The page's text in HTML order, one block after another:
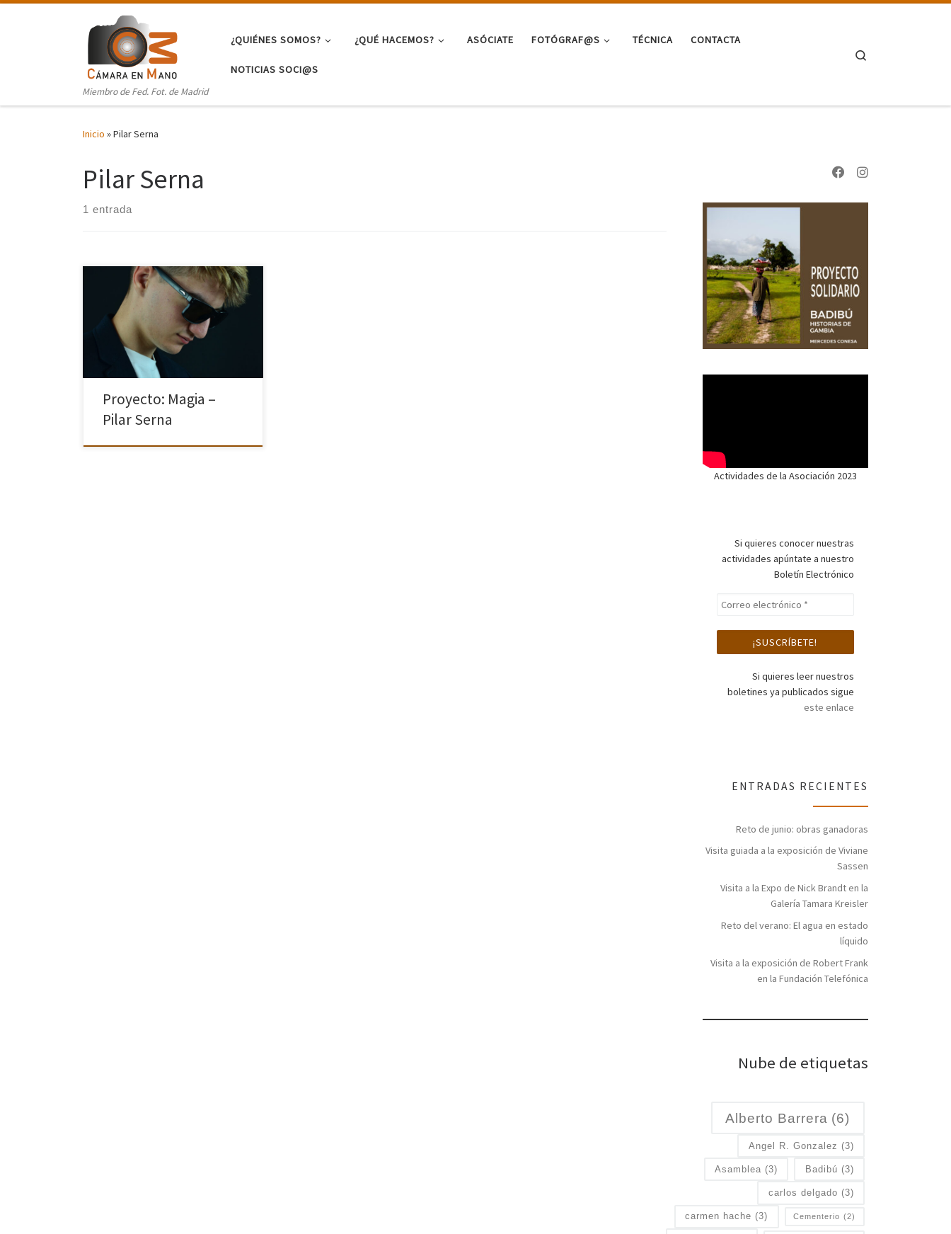
Miembro de Fed. Fot. de Madrid
¿QUIÉNES SOMOS? ¿QUÉ HACEMOS? ASÓCIATE FOTÓGRAF@S TÉCNICA CONTACTA
NOTICIAS SOCI@S
Inicio »Pilar Serna
Pilar Serna
1 entrada
He elegido como tema principal de
mi proyecto, la “Magia” El arte de la
ilusión. Al igual que un superhéroe,
los magos al despojarse de su ropa
de diario, llevan […]
Proyecto: Magia –
Pilar Serna
Actividades de la Asociación 2023
Si quieres conocer nuestras
actividades apúntate a nuestro
Boletín Electrónico
Si quieres leer nuestros
boletines ya publicados sigue
este enlace
ENTRADAS RECIENTES
Reto de junio: obras ganadoras
Visita guiada a la exposición de Viviane
Sassen
Visita a la Expo de Nick Brandt en la
Galería Tamara Kreisler
Reto del verano: El agua en estado
líquido
Visita a la exposición de Robert Frank
en la Fundación Telefónica
Nube de etiquetas
Alberto Barrera (6)
Angel R. Gonzalez (3)
Asamblea (3) Badibú (3)
carlos delgado (3)
carmen hache (3) Cementerio (2)